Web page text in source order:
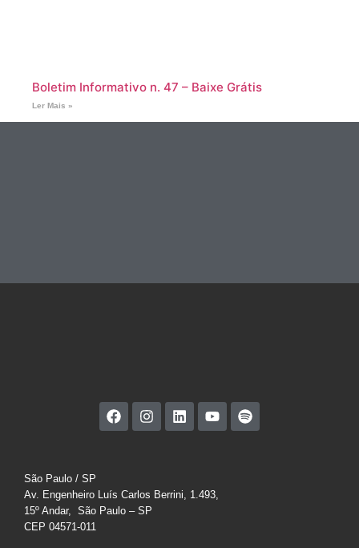
Boletim Informativo n. 47 – Baixe Grátis
Ler Mais »
São Paulo / SP
Av. Engenheiro Luís Carlos Berrini, 1.493,
15º Andar, São Paulo – SP
CEP 04571-011